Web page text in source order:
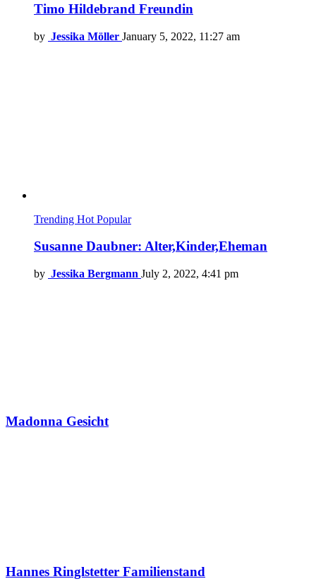
Timo Hildebrand Freundin
by Jessika Möller January 5, 2022, 11:27 am
Trending Hot Popular
Susanne Daubner: Alter,Kinder,Eheman
by Jessika Bergmann July 2, 2022, 4:41 pm
Madonna Gesicht
Hannes Ringlstetter Familienstand